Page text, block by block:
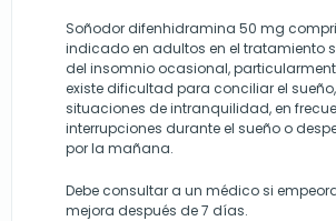
Soñodor difenhidramina 50 mg
indicado en adultos en el tratamiento
del insomnio ocasional,
existe dificultad para conciliar el
situaciones de intranquilidad, en
interrupciones durante el sueño o
por la mañana.
Debe consultar a un médico si
mejora después de 7 días.